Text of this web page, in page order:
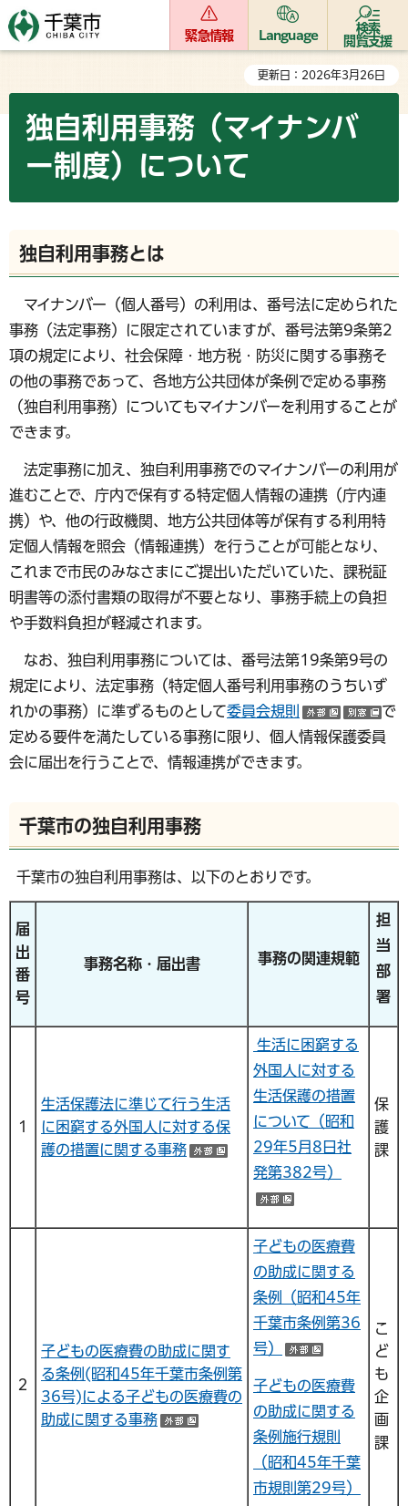
緊急情報 Language
検索
閲覧支援
更新日：2026年3月26日
独自利用事務（マイナンバ
ー制度）について
独自利用事務とは
マイナンバー（個人番号）の利用は、番号法に定められた
事務（法定事務）に限定されていますが、番号法第9条第2
項の規定により、社会保障・地方税・防災に関する事務そ
の他の事務であって、各地方公共団体が条例で定める事務
（独自利用事務）についてもマイナンバーを利用することが
できます。
法定事務に加え、独自利用事務でのマイナンバーの利用が
進むことで、庁内で保有する特定個人情報の連携（庁内連
携）や、他の行政機関、地方公共団体等が保有する利用特
定個人情報を照会（情報連携）を行うことが可能となり、
これまで市民のみなさまにご提出いただいていた、課税証
明書等の添付書類の取得が不要となり、事務手続上の負担
や手数料負担が軽減されます。
なお、独自利用事務については、番号法第19条第9号の
規定により、法定事務（特定個人番号利用事務のうちいず
れかの事務）に準ずるものとして委員会規則
（外部サ
（
で
定める要件を満たしている事務に限り、個人情報保護委員
会に届出を行うことで、情報連携ができます。
千葉市の独自利用事務
千葉市の独自利用事務は、以下のとおりです。
届
出
番
号
事務名称・届出書 事務の関連規範
担
当
部
署
１
生活保護法に準じて行う生活
に困窮する外国人に対する保
護の措置に関する事務
（外部サイトへリンク）
生活に困窮する
外国人に対する
生活保護の措置
について（昭和
29年5月8日社
発第382号）
保
護
課
２
子どもの医療費の助成に関す
る条例(昭和45年千葉市条例第
36号)による子どもの医療費の
助成に関する事務
子どもの医療費
の助成に関する
条例（昭和45年
千葉市条例第36
号）
（外部サイ
子どもの医療費
の助成に関する
条例施行規則
（昭和45年千葉
市規則第29号）
こ
ど
も
企
画
課